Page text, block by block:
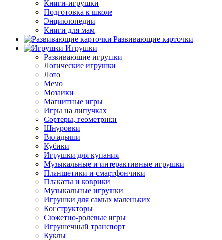
Книги-игрушки
Подготовка к школе
Энциклопедии
Книги для мам
Развивающие карточки
Игрушки
Развивающие игрушки
Логические игрушки
Лото
Мемо
Мозаики
Магнитные игры
Игры на липучках
Сортеры, геометрики
Шнуровки
Вкладыши
Кубики
Игрушки для купания
Музыкальные и интерактивные игрушки
Планшетики и смартфончики
Плакаты и коврики
Музыкальные игрушки
Игрушки для самых маленьких
Конструкторы
Сюжетно-ролевые игры
Игрушечный транспорт
Куклы